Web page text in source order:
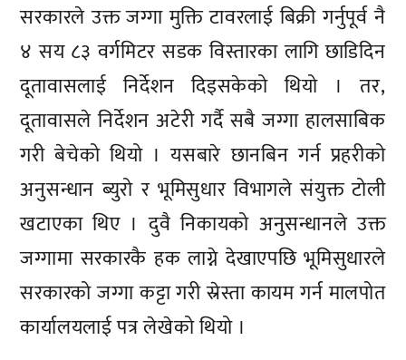
सरकारले उक्त जग्गा मुक्ति टावरलाई बिक्री गर्नुपूर्व नै
४ सय ८३ वर्गमिटर सडक विस्तारका लागि छाडिदिन
दूतावासलाई निर्देशन दिइसकेको थियो । तर,
दूतावासले निर्देशन अटेरी गर्दै सबै जग्गा हालसाबिक
गरी बेचेको थियो । यसबारे छानबिन गर्न प्रहरीको
अनुसन्धान ब्युरो र भूमिसुधार विभागले संयुक्त टोली
खटाएका थिए । दुवै निकायको अनुसन्धानले उक्त
जग्गामा सरकारकै हक लाग्ने देखाएपछि भूमिसुधारले
सरकारको जग्गा कट्टा गरी स्रेस्ता कायम गर्न मालपोत
कार्यालयलाई पत्र लेखेको थियो ।